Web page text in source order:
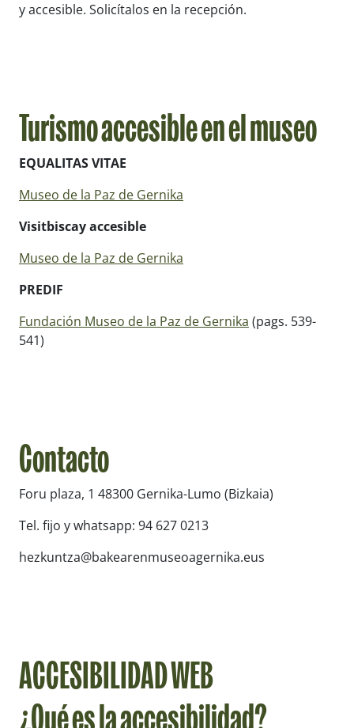
y accesible. Solicítalos en la recepción.
Turismo accesible en el museo
EQUALITAS VITAE
Museo de la Paz de Gernika
Visitbiscay accesible
Museo de la Paz de Gernika
PREDIF
Fundación Museo de la Paz de Gernika (pags. 539-
541)
Contacto
Foru plaza, 1 48300 Gernika-Lumo (Bizkaia)
Tel. fijo y whatsapp: 94 627 0213
hezkuntza@bakearenmuseoagernika.eus
ACCESIBILIDAD WEB